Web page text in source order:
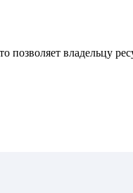
владельцу